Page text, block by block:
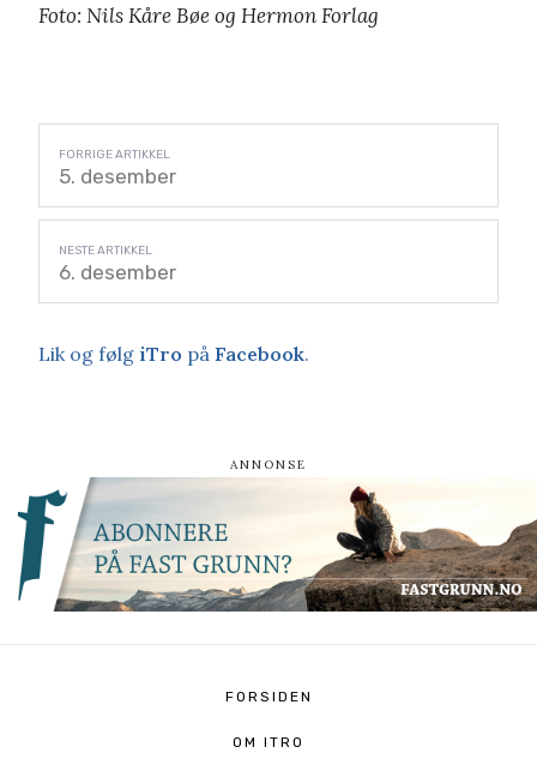
Foto: Nils Kåre Bøe og Hermon Forlag
5. desember
6. desember
Lik og følg iTro på Facebook.
FORSIDEN
OM ITRO